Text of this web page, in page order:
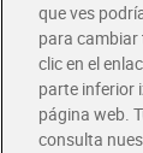
que ves
para
clic en el
parte inferior
página web.
consulta